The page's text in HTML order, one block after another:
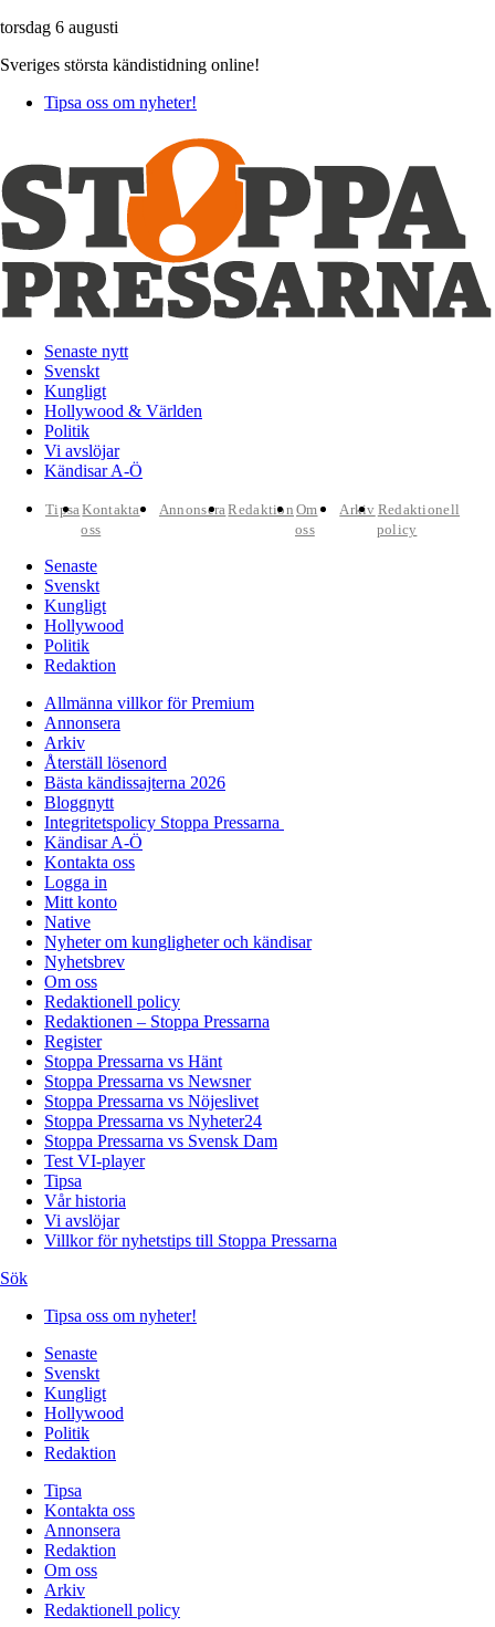
torsdag 6 augusti
Sveriges största kändistidning online!
Tipsa oss om nyheter!
Senaste nytt
Svenskt
Kungligt
Hollywood & Världen
Politik
Vi avslöjar
Kändisar A-Ö
TipsaKontakta
oss
AnnonseraRedaktion Om
oss
Arkiv Redaktionell
policy
Senaste
Svenskt
Kungligt
Hollywood
Politik
Redaktion
Allmänna villkor för Premium
Annonsera
Arkiv
Återställ lösenord
Bästa kändissajterna 2026
Bloggnytt
Integritetspolicy Stoppa Pressarna
Kändisar A-Ö
Kontakta oss
Logga in
Mitt konto
Native
Nyheter om kungligheter och kändisar
Nyhetsbrev
Om oss
Redaktionell policy
Redaktionen – Stoppa Pressarna
Register
Stoppa Pressarna vs Hänt
Stoppa Pressarna vs Newsner
Stoppa Pressarna vs Nöjeslivet
Stoppa Pressarna vs Nyheter24
Stoppa Pressarna vs Svensk Dam
Test VI-player
Tipsa
Vår historia
Vi avslöjar
Villkor för nyhetstips till Stoppa Pressarna
Sök
Tipsa oss om nyheter!
Senaste
Svenskt
Kungligt
Hollywood
Politik
Redaktion
Tipsa
Kontakta oss
Annonsera
Redaktion
Om oss
Arkiv
Redaktionell policy